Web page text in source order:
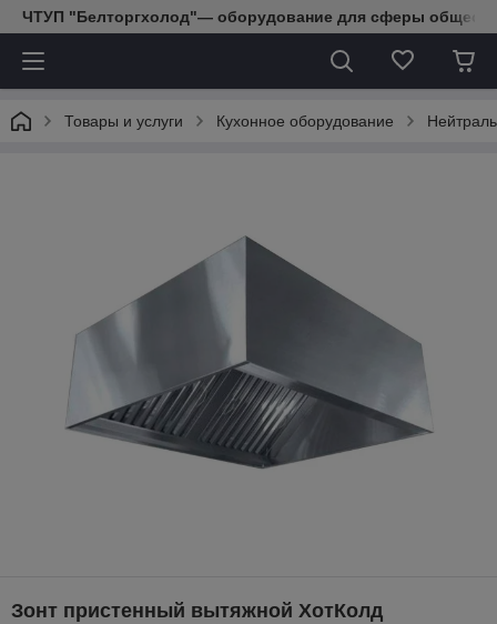
ЧТУП "Белторгхолод"— оборудование для сферы
Товары и услуги Кухонное оборудование
Зонт пристенный вытяжной ХотКолд